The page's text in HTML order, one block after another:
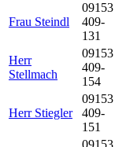
Frau Steindl
09153
409-
131
Herr
Stellmach
09153
409-
154
Herr Stiegler
09153
409-
151